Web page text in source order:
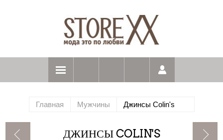
Главная Мужчины Джинсы Colin's
ДЖИНСЫ COLIN'S